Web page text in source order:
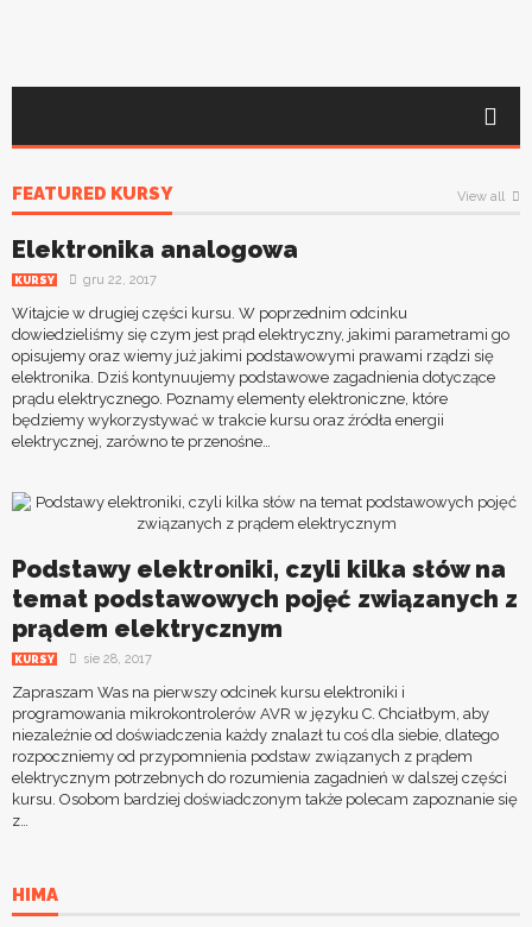
FEATURED KURSY View all
Elektronika analogowa
KURSY gru 22, 2017
Witajcie w drugiej części kursu. W poprzednim odcinku
dowiedzieliśmy się czym jest prąd elektryczny, jakimi parametrami go
opisujemy oraz wiemy już jakimi podstawowymi prawami rządzi się
elektronika. Dziś kontynuujemy podstawowe zagadnienia dotyczące
prądu elektrycznego. Poznamy elementy elektroniczne, które
będziemy wykorzystywać w trakcie kursu oraz źródła energii
elektrycznej, zarówno te przenośne…
Podstawy elektroniki, czyli kilka słów na
temat podstawowych pojęć związanych z
prądem elektrycznym
KURSY sie 28, 2017
Zapraszam Was na pierwszy odcinek kursu elektroniki i
programowania mikrokontrolerów AVR w języku C. Chciałbym, aby
niezależnie od doświadczenia każdy znalazł tu coś dla siebie, dlatego
rozpoczniemy od przypomnienia podstaw związanych z prądem
elektrycznym potrzebnych do rozumienia zagadnień w dalszej części
kursu. Osobom bardziej doświadczonym także polecam zapoznanie się
z…
HIMA